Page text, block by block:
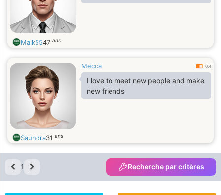
Malk5547 ans
Mecca 0.4
I love to meet new people and make
new friends
Saundra31 ans
1 Recherche par critères